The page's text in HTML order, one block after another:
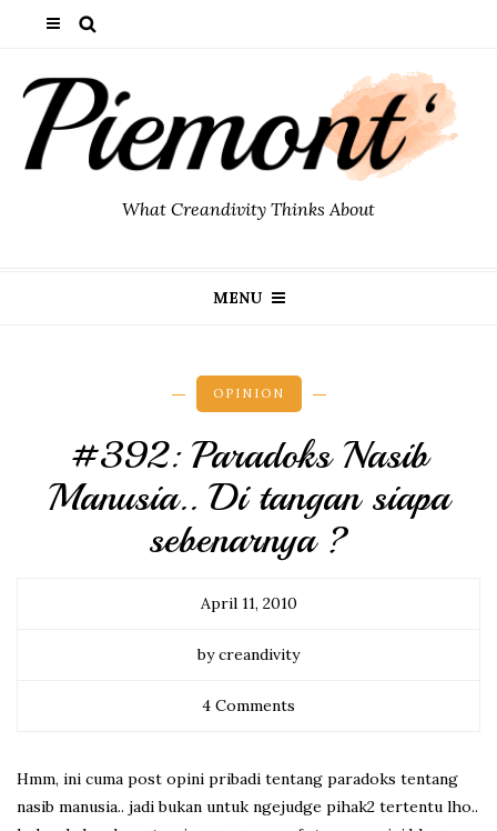
What Creandivity Thinks About
MENU
OPINION
#392: Paradoks Nasib
Manusia.. Di tangan siapa
sebenarnya ?
April 11, 2010
by creandivity
4 Comments
Hmm, ini cuma post opini pribadi tentang paradoks tentang
nasib manusia.. jadi bukan untuk ngejudge pihak2 tertentu lho..